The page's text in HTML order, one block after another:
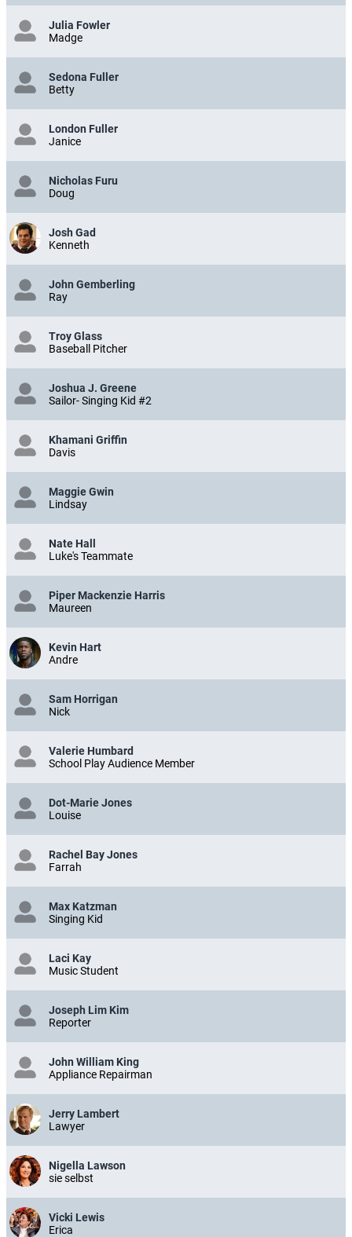
Julia Fowler
Madge
Sedona Fuller
Betty
London Fuller
Janice
Nicholas Furu
Doug
Josh Gad
Kenneth
John Gemberling
Ray
Troy Glass
Baseball Pitcher
Joshua J. Greene
Sailor- Singing Kid #2
Khamani Griffin
Davis
Maggie Gwin
Lindsay
Nate Hall
Luke's Teammate
Piper Mackenzie Harris
Maureen
Kevin Hart
Andre
Sam Horrigan
Nick
Valerie Humbard
School Play Audience Member
Dot-Marie Jones
Louise
Rachel Bay Jones
Farrah
Max Katzman
Singing Kid
Laci Kay
Music Student
Joseph Lim Kim
Reporter
John William King
Appliance Repairman
Jerry Lambert
Lawyer
Nigella Lawson
sie selbst
Vicki Lewis
Erica